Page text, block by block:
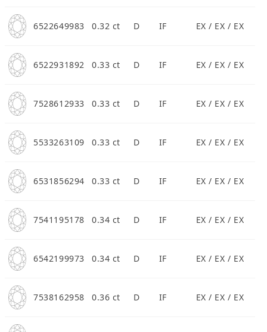
線上購物
LANGUAGE
6522649983 0.32 ct D IF EX / EX / EX
6522931892 0.33 ct D IF EX / EX / EX
7528612933 0.33 ct D IF EX / EX / EX
5533263109 0.33 ct D IF EX / EX / EX
6531856294 0.33 ct D IF EX / EX / EX
7541195178 0.34 ct D IF EX / EX / EX
6542199973 0.34 ct D IF EX / EX / EX
7538162958 0.36 ct D IF EX / EX / EX